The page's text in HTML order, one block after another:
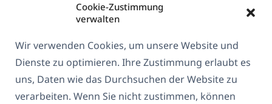
Cookie-Zustimmung
verwalten
Wir verwenden Cookies, um unsere Website und
Dienste zu optimieren. Ihre Zustimmung erlaubt es
uns, Daten wie das Durchsuchen der Website zu
verarbeiten. Wenn Sie nicht zustimmen, können
Ansicht von 1 Beitrag (von insgesamt 1)
Über WPML